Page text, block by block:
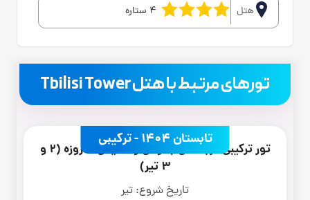
هتل 4 ستاره
تورهای مرتبط با هتل Tbilisi Tower
تابستان 1404 - ترکیبی
تور ترکیبی گرجستان باتومی و تفلیس 8 روزه (2 و
3 تیر)
تاریخ شروع: تیر